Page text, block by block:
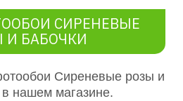
СИРЕНЕВЫЕ
И БАБОЧКИ
Сиреневые розы и
нашем магазине.